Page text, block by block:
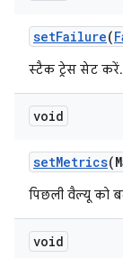
setFailure(
स्टैक ट्रेस सेट करें.
void
setMetrics
पिछली वैल्यू को
void